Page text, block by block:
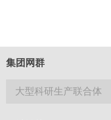
集团网群
大型科研生产联合体